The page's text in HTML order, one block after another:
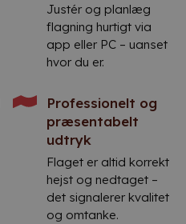
Justér og planlæg
flagning hurtigt via
app eller PC – uanset
hvor du er.
Professionelt og
præsentabelt
udtryk
Flaget er altid korrekt
hejst og nedtaget –
det signalerer kvalitet
og omtanke.